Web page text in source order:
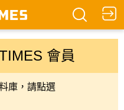
會員
庫，請點選